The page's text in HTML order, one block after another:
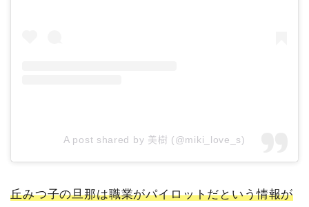
A post shared by 美樹 (@miki_love_s)
丘みつ子の旦那は職業がパイロットだという情報が